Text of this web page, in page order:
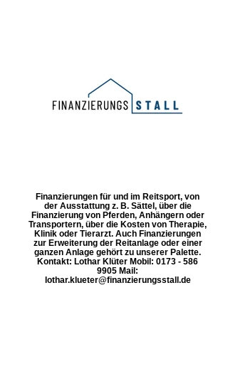
Finanzierungen für und im Reitsport, von
der Ausstattung z. B. Sättel, über die
Finanzierung von Pferden, Anhängern oder
Transportern, über die Kosten von Therapie,
Klinik oder Tierarzt. Auch Finanzierungen
zur Erweiterung der Reitanlage oder einer
ganzen Anlage gehört zu unserer Palette.
Kontakt: Lothar Klüter Mobil: 0173 - 586
9905 Mail:
lothar.klueter@finanzierungsstall.de